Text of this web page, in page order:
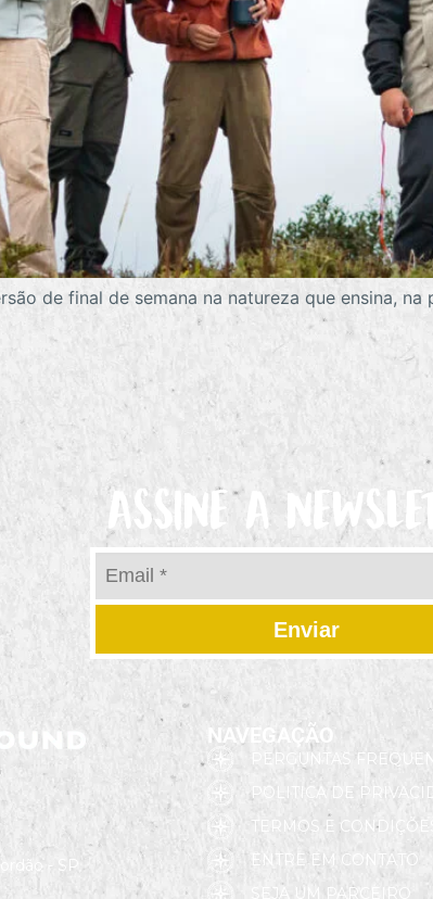
de final de semana na natureza que ensina,
ASSINE A
Enviar
- SP
NAVEGAÇÃO
PERGUNTAS
POLITICA DE
TERMOS E
ENTRE EM CONTATO
SEJA UM PARCEIRO